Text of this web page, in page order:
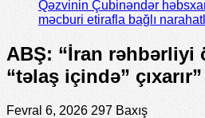
Qəzvinin Çubinəndər
məcburi etirafla bağlı
ABŞ: “İran rəhbərliyi
“təlaş içində” çıxarır”
Fevral 6, 2026 297 Baxış